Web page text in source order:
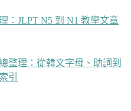
：JLPT N5 到 N1 教學文章
整理：從韓文字母、助詞到
引